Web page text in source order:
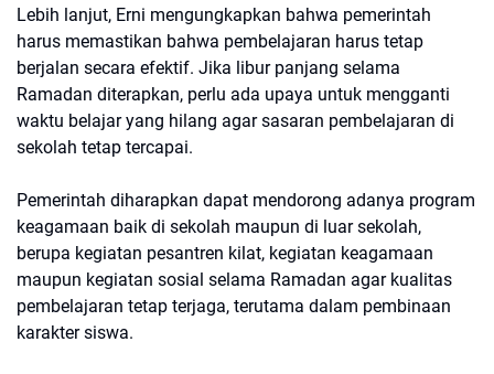
Lebih lanjut, Erni mengungkapkan bahwa pemerintah
harus memastikan bahwa pembelajaran harus tetap
berjalan secara efektif. Jika libur panjang selama
Ramadan diterapkan, perlu ada upaya untuk mengganti
waktu belajar yang hilang agar sasaran pembelajaran di
sekolah tetap tercapai.
Pemerintah diharapkan dapat mendorong adanya program
keagamaan baik di sekolah maupun di luar sekolah,
berupa kegiatan pesantren kilat, kegiatan keagamaan
maupun kegiatan sosial selama Ramadan agar kualitas
pembelajaran tetap terjaga, terutama dalam pembinaan
karakter siswa.